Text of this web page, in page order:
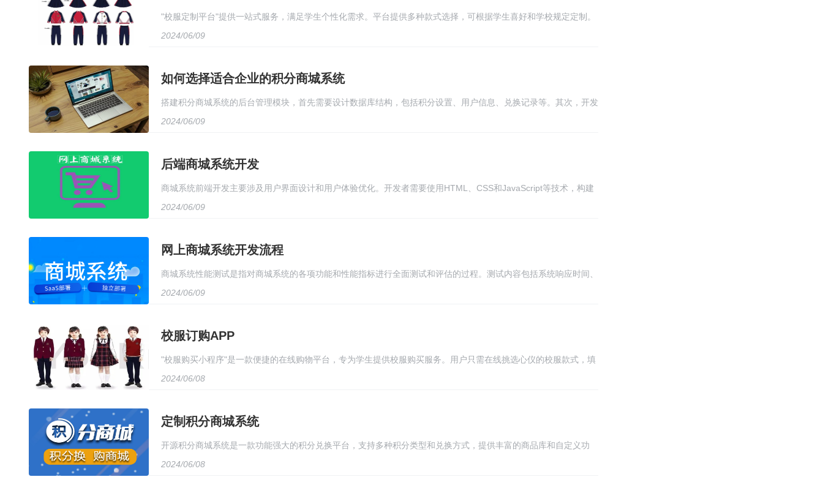
"校服定制平台"提供一站式服务，满足学生个性化需求。平台提供多种款式选择，可根据学生喜好和学校规定定制。
用户只需在线下单，即可享受快速定制服务，定制周期短，品质有保障。平台还提供多种面料选择，确保舒适度和耐
2024/06/09
如何选择适合企业的积分商城系统
搭建积分商城系统的后台管理模块，首先需要设计数据库结构，包括积分设置、用户信息、兑换记录等。其次，开发
后台管理页面，包括积分管理、用户管理、商品管理等模块。同时，需要实现相应的增删改查功能，确保数据的安全
2024/06/09
后端商城系统开发
商城系统前端开发主要涉及用户界面设计和用户体验优化。开发者需要使用HTML、CSS和JavaScript等技术，构建
美观且易于使用的用户界面，包括产品展示、购物车管理、订单处理等功能。同时，还需考虑响应式设计，确保在不
2024/06/09
网上商城系统开发流程
商城系统性能测试是指对商城系统的各项功能和性能指标进行全面测试和评估的过程。测试内容包括系统响应时间、
吞吐量、并发用户数、数据加载能力等，旨在确保系统在大量用户同时访问时的稳定性和可靠性。测试过程中需要使
2024/06/09
校服订购APP
"校服购买小程序"是一款便捷的在线购物平台，专为学生提供校服购买服务。用户只需在线挑选心仪的校服款式，填
写个人尺寸信息，即可轻松下单购买。小程序支持在线支付，并提供免费配送服务，确保校服准时送达。此外，用户
2024/06/08
定制积分商城系统
开源积分商城系统是一款功能强大的积分兑换平台，支持多种积分类型和兑换方式，提供丰富的商品库和自定义功
能，方便用户进行积分管理和兑换。系统采用模块化设计，易于扩展和定制，具有高度的可扩展性和可维护性。同
2024/06/08